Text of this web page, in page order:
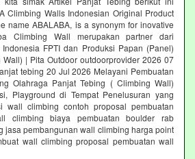
Climbing Walls Indonesian Original Product
name ABALABA, is a synonym for inovative
Climbing Wall merupakan partner dari
FPTI dan Produksi Papan (Panel)
| Pita Outdoor outdoorprovider 2026 07
tebing 20 Jul 2026 Melayani Pembuatan
Olahraga Panjat Tebing ( Climbing Wall)
Playground di Tempat Penelusuran yang
wall climbing contoh proposal pembuatan
climbing biaya pembuatan boulder rab
jasa pembangunan wall climbing harga point
wall climbing proposal pembuatan wall